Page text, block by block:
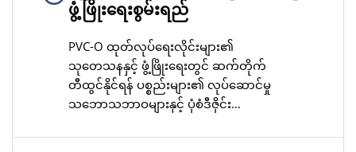
ဖွံ့ဖြိုးရေးစွမ်းရည်
PVC-O ထုတ်လုပ်ရေးလိုင်းများ၏
သုတေသနနှင့် ဖွံ့ဖြိုးရေးတွင် ဆက်တိုက်
တီထွင်နိုင်ရန် ပစ္စည်းများ၏ လုပ်ဆောင်မှု
သဘောသဘာဝများနှင့် ပုံစံဒီဇိုင်း
အားဖြင့် စက်မှုလုပ်ငန်းများ၏ နည်းပညာ